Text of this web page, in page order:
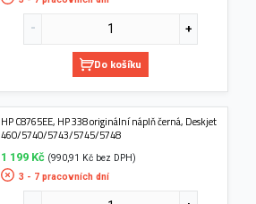
Do košíku
HP C8765EE, HP 338 originální náplň černá, Deskjet
460/5740/5743/5745/5748
1 199 Kč (990,91 Kč bez DPH)
3 - 7 pracovních dní